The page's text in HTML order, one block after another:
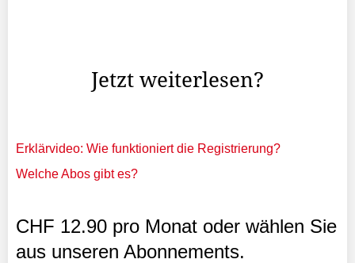
Jetzt weiterlesen?
Erklärvideo: Wie funktioniert die Registrierung?
Welche Abos gibt es?
CHF 12.90 pro Monat oder wählen Sie
aus unseren Abonnements.